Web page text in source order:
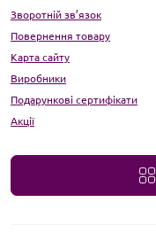
Зворотній зв’язок
Повернення товару
Карта сайту
Виробники
Подарункові сертифікати
Акції